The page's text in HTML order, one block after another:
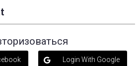
Login With Google